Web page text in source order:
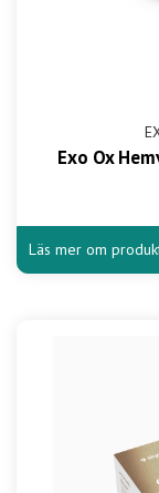
Exo Ox
Läs mer om